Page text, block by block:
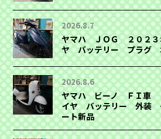
2026.8.7
ヤマハ ＪＯＧ ２０２
ヤ バッテリー プラグ
2026.8.6
ヤマハ ビーノ ＦＩ車
イヤ バッテリー 外装
ート新品